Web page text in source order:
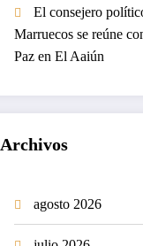
El consejero
Marruecos se reúne
Paz en El Aaiún
Archivos
agosto 2026